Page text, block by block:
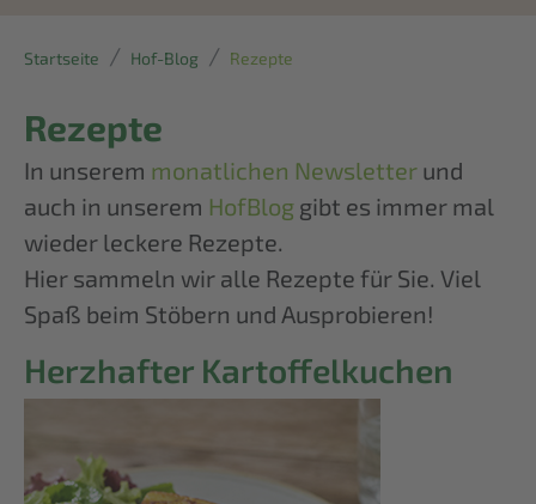
Startseite Hof-Blog Rezepte
Rezepte
In unserem monatlichen Newsletter und
auch in unserem HofBlog gibt es immer mal
wieder leckere Rezepte.
Hier sammeln wir alle Rezepte für Sie. Viel
Spaß beim Stöbern und Ausprobieren!
Herzhafter Kartoffelkuchen